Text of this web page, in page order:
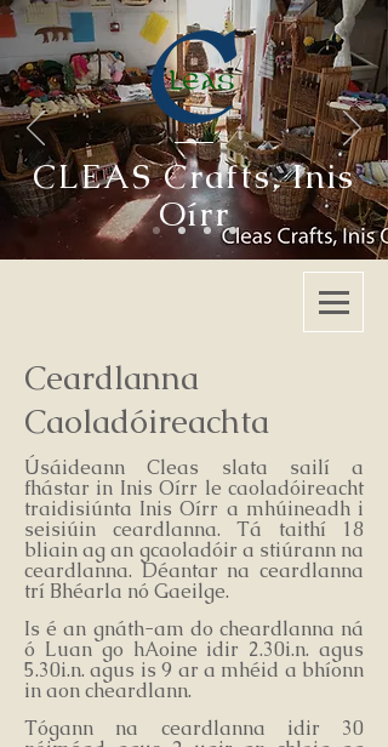
CLEAS Crafts,Inis
Oírr
Ceardlanna
Caoladóireachta
Úsáideann Cleas slata sailí a
fhástar in Inis Oírr le caoladóireacht
traidisiúnta Inis Oírr a mhúineadh i
seisiúin ceardlanna. Tá taithí 18
bliain ag an gcaoladóir a stiúrann na
ceardlanna. Déantar na ceardlanna
trí Bhéarla nó Gaeilge.
Is é an gnáth-am do cheardlanna ná
ó Luan go hAoine idir 2.30i.n. agus
5.30i.n. agus is 9 ar a mhéid a bhíonn
in aon cheardlann.
Tógann na ceardlanna idir 30